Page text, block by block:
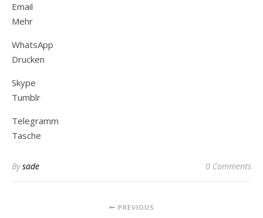
Email
Mehr
WhatsApp
Drucken
Skype
Tumblr
Telegramm
Tasche
Bysade 0 Comments
PREVIOUS